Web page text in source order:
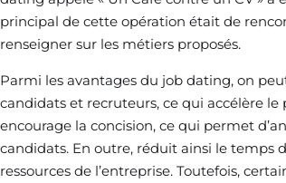
principal de cette opération était de
renseigner sur les métiers proposés.
Parmi les avantages du job dating, on
candidats et recruteurs, ce qui accélère
encourage la concision, ce qui permet
candidats. En outre, réduit ainsi le
ressources de l’entreprise. Toutefois,